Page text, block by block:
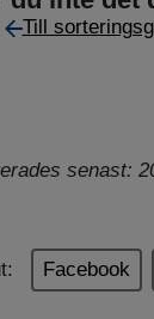
Till
senast:
Facebook